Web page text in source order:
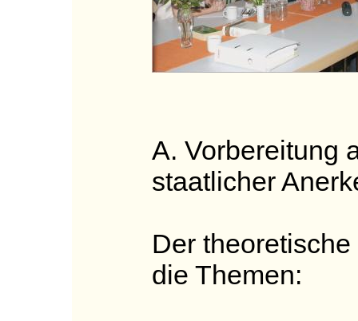
A. Vorbereitung
staatlicher
Der
die Themen: